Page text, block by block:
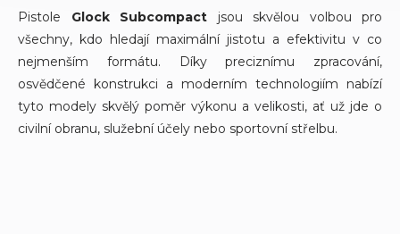
Pistole Glock Subcompact jsou skvělou volbou pro
všechny, kdo hledají maximální jistotu a efektivitu v co
nejmenším formátu. Díky preciznímu zpracování,
osvědčené konstrukci a moderním technologiím nabízí
tyto modely skvělý poměr výkonu a velikosti, ať už jde o
civilní obranu, služební účely nebo sportovní střelbu.